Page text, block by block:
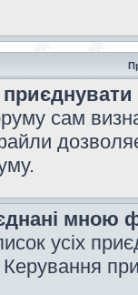
сам
мною
усіх
Керування